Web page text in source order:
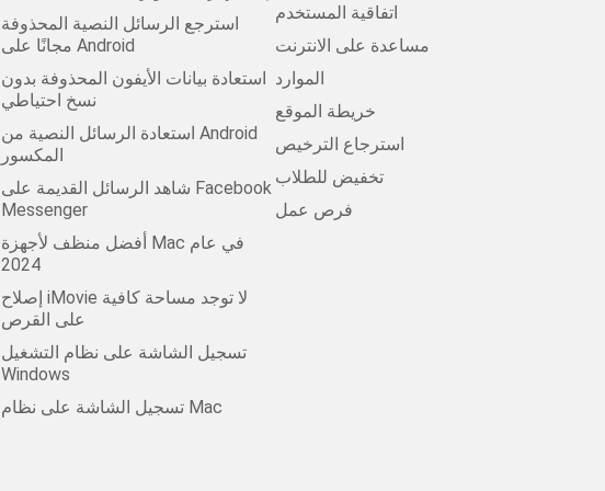
استرجع الرسائل النصية المحذوفة
مجانًا على Android
استعادة بيانات الأيفون المحذوفة بدون
نسخ احتياطي
استعادة الرسائل النصية من Android
المكسور
شاهد الرسائل القديمة على Facebook
Messenger
أفضل منظف لأجهزة Mac في عام
2024
إصلاح iMovie لا توجد مساحة كافية
على القرص
تسجيل الشاشة على نظام التشغيل
Windows
تسجيل الشاشة على نظام Mac
اتفاقية المستخدم
مساعدة على الانترنت
الموارد
خريطة الموقع
استرجاع الترخيص
تخفيض للطلاب
فرص عمل